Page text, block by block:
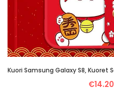
€14.20